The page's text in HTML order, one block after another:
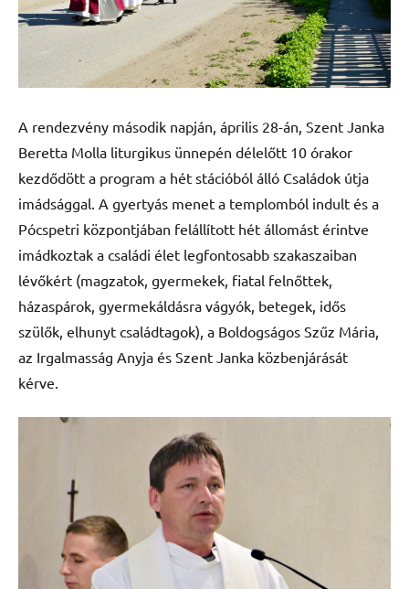
A rendezvény második napján, április 28-án, Szent Janka
Beretta Molla liturgikus ünnepén délelőtt 10 órakor
kezdődött a program a hét stációból álló Családok útja
imádsággal. A gyertyás menet a templomból indult és a
Pócspetri központjában felállított hét állomást érintve
imádkoztak a családi élet legfontosabb szakaszaiban
lévőkért (magzatok, gyermekek, fiatal felnőttek,
házaspárok, gyermekáldásra vágyók, betegek, idős
szülők, elhunyt családtagok), a Boldogságos Szűz Mária,
az Irgalmasság Anyja és Szent Janka közbenjárását
kérve.